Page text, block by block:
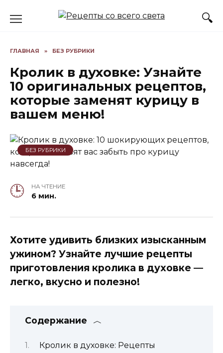
ГЛАВНАЯ » БЕЗ РУБРИКИ
Кролик в духовке: Узнайте
10 оригинальных рецептов,
которые заменят курицу в
вашем меню!
БЕЗ РУБРИКИ
НА ЧТЕНИЕ
6 мин.
Хотите удивить близких изысканным
ужином? Узнайте лучшие рецепты
приготовления кролика в духовке —
легко, вкусно и полезно!
Содержание
Кролик в духовке: Рецепты